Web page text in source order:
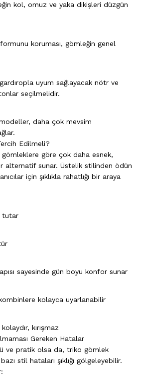
kol, omuz ve yaka dikişleri düzgün
formunu koruması, gömleğin genel
uyum sağlayacak nötr ve
seçilmelidir.
daha çok mevsim
Edilmeli?
göre çok daha esnek,
alternatif sunar. Üstelik stilinden ödün
için şıklıkla rahatlığı bir araya
tutar
sayesinde gün boyu konfor sunar
kolayca uyarlanabilir
kırışmaz
Gereken Hatalar
ve pratik olsa da, triko gömlek
stil hataları şıklığı gölgeleyebilir.